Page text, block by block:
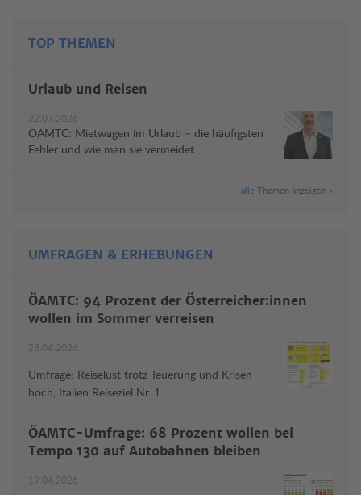
TOP THEMEN
Urlaub und Reisen
22.07.2026
ÖAMTC: Mietwagen im Urlaub – die häufigsten
Fehler und wie man sie vermeidet
alle Themen anzeigen »
UMFRAGEN & ERHEBUNGEN
ÖAMTC: 94 Prozent der Österreicher:innen
wollen im Sommer verreisen
28.04.2026
Umfrage: Reiselust trotz Teuerung und Krisen
hoch, Italien Reiseziel Nr. 1
ÖAMTC-Umfrage: 68 Prozent wollen bei
Tempo 130 auf Autobahnen bleiben
19.04.2026